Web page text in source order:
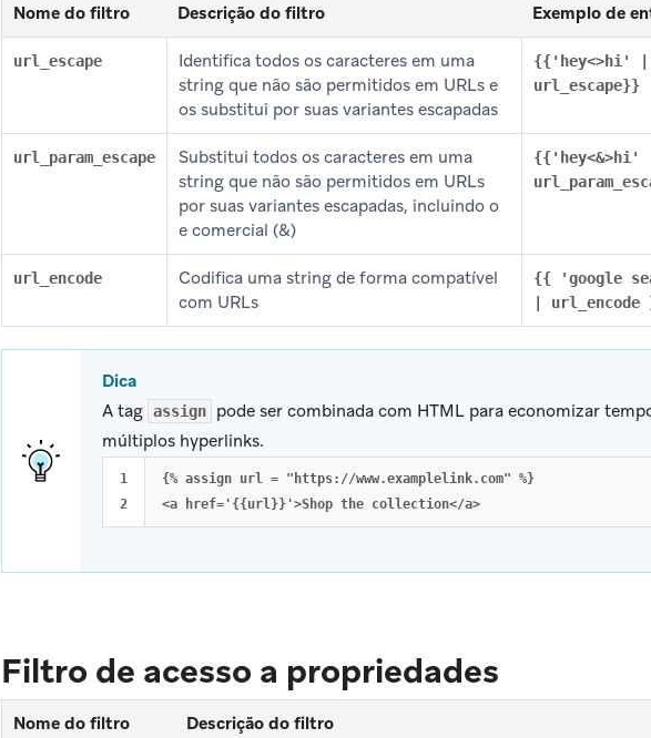
Nome do filtro Descrição do filtro Exemplo de
url_escape
Identifica todos os caracteres em uma
string que não são permitidos em URLs e
os substitui por suas variantes escapadas
{{'hey<>hi' |
url_escape}}
url_param_escape
Substitui todos os caracteres em uma
string que não são permitidos em URLs
por suas variantes escapadas, incluindo o
e comercial (&)
{{'hey<&>hi' |
url_encode
Codifica uma string de forma compatível
com URLs
{{ 'google
|
Dica
A tag assign
pode ser combinada com HTML para economizar
múltiplos hyperlinks.
1
{% assign url = "https://www.examplelink.com" %}
Filtro de acesso a propriedades
Nome do filtro Descrição do filtro